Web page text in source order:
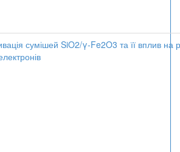
сумішей SiO2/γ-Fe2O3 та її вплив на